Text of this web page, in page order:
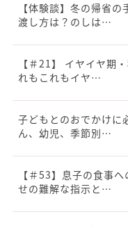
【体験談】冬の帰省の
渡し方は？のしは…
【＃21】 イヤイヤ期
れもこれもイヤ…
子どもとのおでかけに
ん、幼児、季節別…
【＃53】息子の食事
せの難解な指示と…